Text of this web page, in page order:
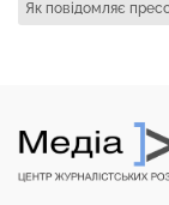
Як повідомляє